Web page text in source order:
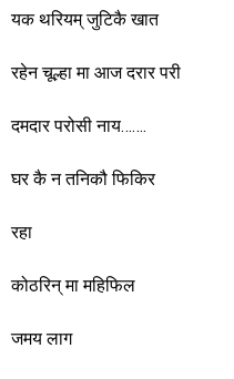
यक थरियम् जुटिकै खात
रहेन चूल्हा मा आज दरार परी
दमदार परोसी नाय…….
घर कै न तनिकौ फिकिर
रहा
कोठरिन् मा महिफिल
जमय लाग